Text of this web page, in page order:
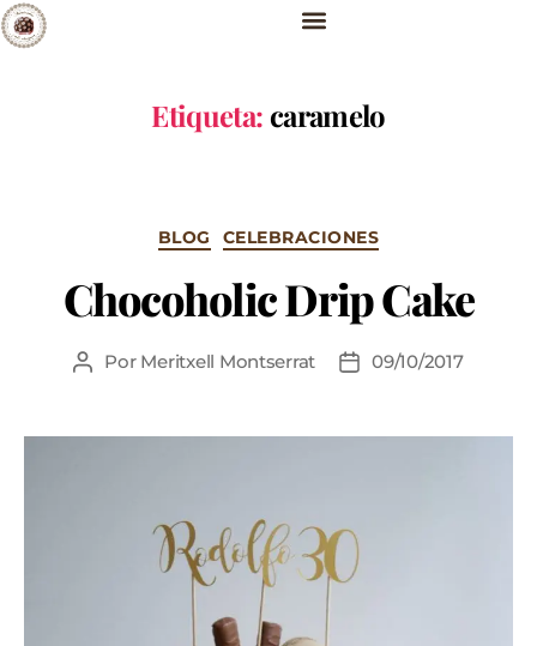
Etiqueta: caramelo
BLOG CELEBRACIONES
Chocoholic Drip Cake
Por Meritxell Montserrat 09/10/2017